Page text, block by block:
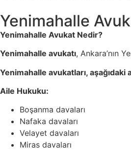
Yenimahalle
Yenimahalle Avukat Nedir?
Yenimahalle avukatı, Ankara’nın
Yenimahalle avukatları,
Aile Hukuku:
Boşanma davaları
Nafaka davaları
Velayet davaları
Miras davaları